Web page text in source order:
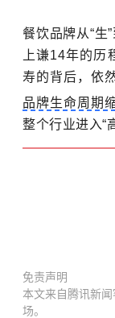
餐饮品牌从“生
上谦14年的历
寿的背后，依
品牌生命周期
整个行业进入“
免责声明
本文来自腾讯新
场。